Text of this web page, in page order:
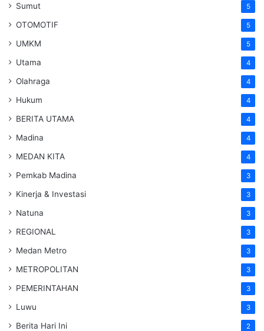
Sumut 5
OTOMOTIF 5
UMKM 5
Utama 4
Olahraga 4
Hukum 4
BERITA UTAMA 4
Madina 4
MEDAN KITA 4
Pemkab Madina 3
Kinerja & Investasi 3
Natuna 3
REGIONAL 3
Medan Metro 3
METROPOLITAN 3
PEMERINTAHAN 3
Luwu 3
Berita Hari Ini 2